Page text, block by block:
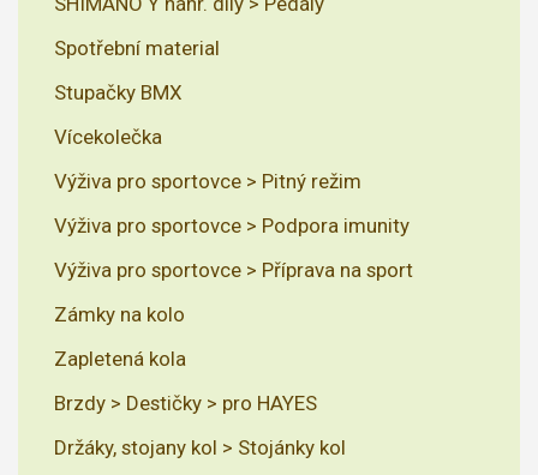
Spotřební material
Stupačky BMX
Vícekolečka
Výživa pro sportovce > Pitný režim
Výživa pro sportovce > Podpora imunity
Výživa pro sportovce > Příprava na sport
Zámky na kolo
Zapletená kola
Brzdy > Destičky > pro HAYES
Držáky, stojany kol > Stojánky kol